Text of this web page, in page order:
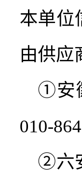
本单位
由供应
①安
010-
②六